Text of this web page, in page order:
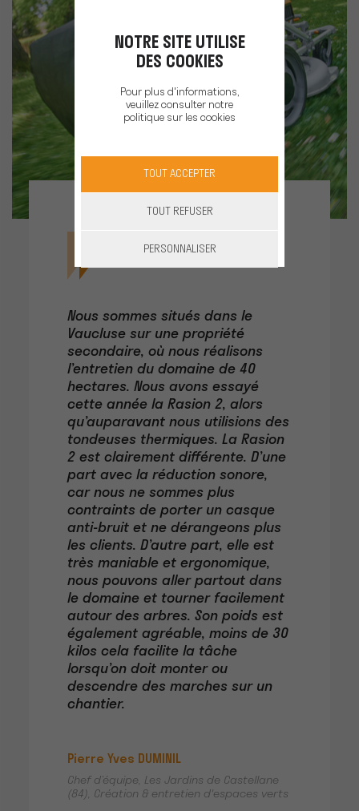
Nous sommes situés dans le
Vaucluse sur une propriété
secondaire, où nous réalisons
l’entretien du domaine de 40
hectares. Nous avons essayé
cette année la Rasion 2, alors
qu’auparavant nous utilisions des
tondeuses thermiques. La Rasion
2 est clairement différente. D’une
part avec la réduction sonore,
car nous ne sommes plus
contraints de porter un casque
anti-bruit et ne dérangeons plus
les clients. D’autre part, elle est
très maniable et ergonomique,
nous pouvons aller partout dans
le domaine et tourner facilement
autour des arbres. Son poids est
également agréable, moins de 30
kilos cela facilite la tâche
lorsqu’on doit monter ou
descendre des marches sur un
chantier.
Pierre Yves DUMINIL
Chef d’équipe, Les Jardins de Castellane
(84), Création & entretien d'espaces verts
NOTRE SITE UTILISE
DES COOKIES
Pour plus d'informations,
veuillez consulter notre
politique sur les cookies
TOUT ACCEPTER
TOUT REFUSER
PERSONNALISER